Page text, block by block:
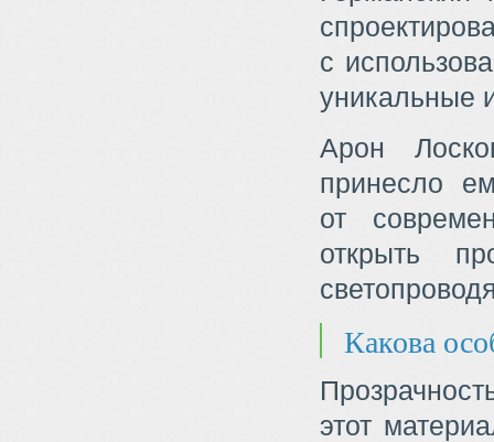
с
уникальные
Арон
принесло
от
открыть
Какова
этот